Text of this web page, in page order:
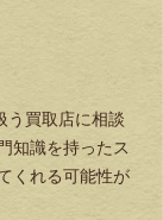
う買取店に相談
知識を持ったス
くれる可能性が